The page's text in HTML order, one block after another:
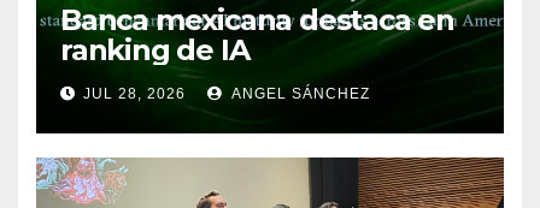
Banca mexicana destaca en
ranking de IA
JUL 28, 2026 ANGEL SÁNCHEZ